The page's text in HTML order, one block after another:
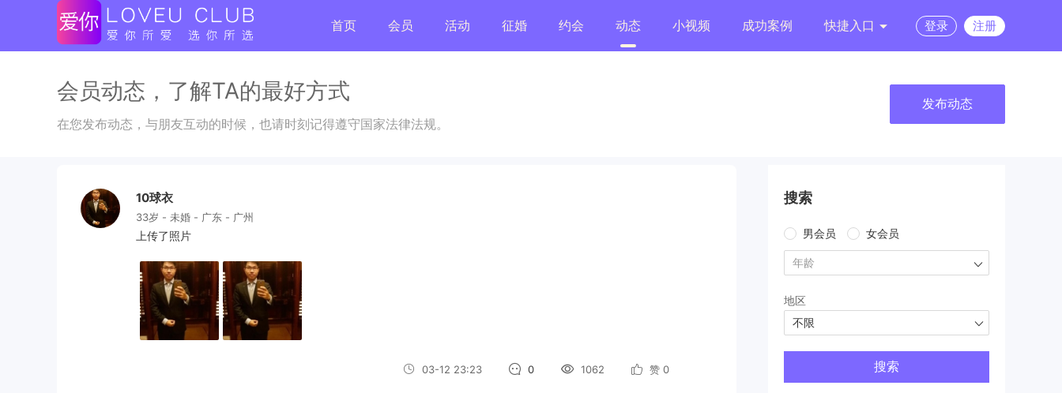
首页 会员 活动 征婚 约会 动态 小视频 成功案例 快捷入口 登录 注册
会员动态，了解TA的最好方式
在您发布动态，与朋友互动的时候，也请时刻记得遵守国家法律法规。
发布动态
10球衣
33岁 - 未婚 - 广东 - 广州
上传了照片
03-12 23:23 0 1062 赞 0
搜索
男会员 女会员
年龄
地区
不限
搜索